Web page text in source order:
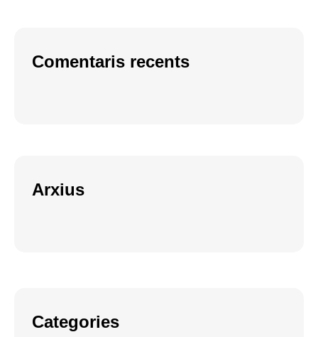
Comentaris recents
Arxius
Categories